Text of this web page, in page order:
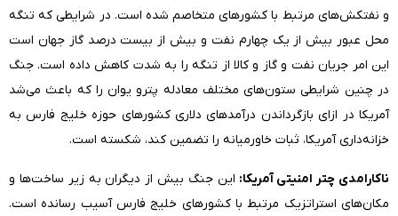
و نفتکش‌های مرتبط با کشورهای متخاصم شده است. در شرایطی که تنگه
محل عبور بیش از یک چهارم نفت و بیش از بیست درصد گاز جهان است
این امر جریان نفت و گاز و کالا از تنگه را به شدت کاهش داده است. جنگ
در چنین شرایطی ستون‌های مختلف معادله پترو یوان را که باعث می‌شد
آمریکا در ازای بازگرداندن درآمدهای دلاری کشورهای حوزه خلیج فارس به
خزانه‌داری آمریکا، ثبات خاورمیانه را تضمین کند، شکسته است.
ناکارامدی چتر امنیتی آمریکا: این جنگ بیش از دیگران به زیر ساخت‌ها و
مکان‌های استراتزیک مرتبط با کشورهای خلیج فارس آسیب رسانده است.